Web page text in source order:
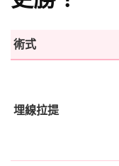
術式
埋線拉提